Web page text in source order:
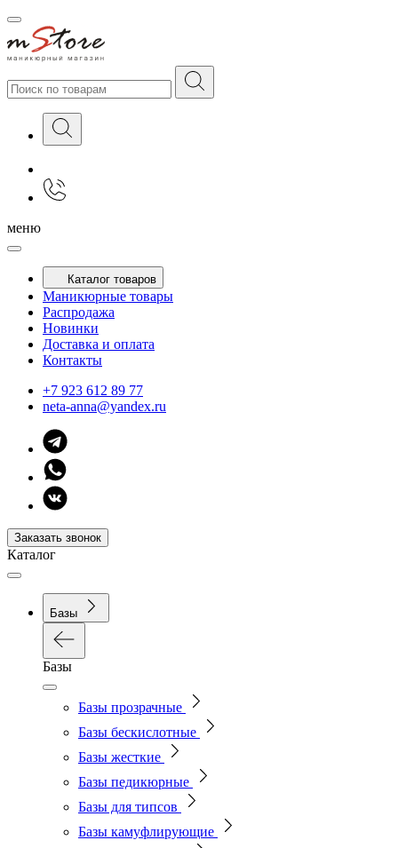
меню
Каталог товаров
Маникюрные товары
Распродажа
Новинки
Доставка и оплата
Контакты
+7 923 612 89 77
neta-anna@yandex.ru
Заказать звонок
Каталог
Базы
Базы
Базы прозрачные
Базы бескислотные
Базы жесткие
Базы педикюрные
Базы для типсов
Базы камуфлирующие